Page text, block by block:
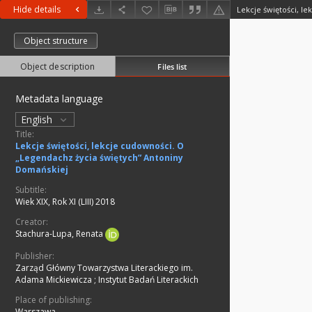
Hide details
Object structure
Object description Files list
Metadata language
English
Title:
Lekcje świętości, lekcje cudowności. O
„Legendachz życia świętych” Antoniny
Domańskiej
Subtitle:
Wiek XIX, Rok XI (LIII) 2018
Creator:
Stachura-Lupa, Renata
Publisher:
Zarząd Główny Towarzystwa Literackiego im.
Adama Mickiewicza ; Instytut Badań Literackich
Place of publishing: